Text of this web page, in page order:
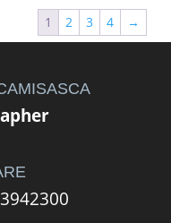
da
220,00 €
1 2 3 4 →